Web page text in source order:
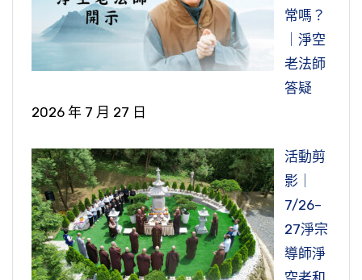
常嗎？
｜淨空
老法師
答疑
2026 年 7 月 27 日
活動剪
影｜
7/26–
27淨宗
導師淨